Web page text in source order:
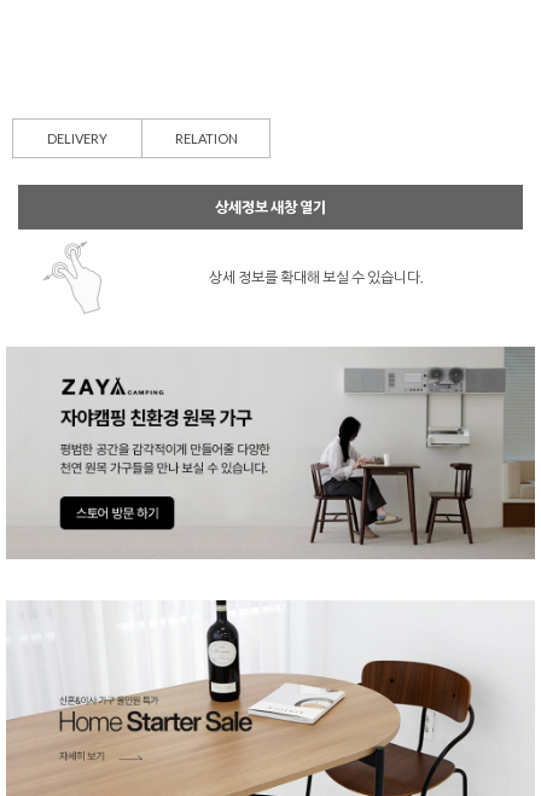
DELIVERY RELATION
상세정보 새창 열기
상세 정보를 확대해 보실 수 있습니다.